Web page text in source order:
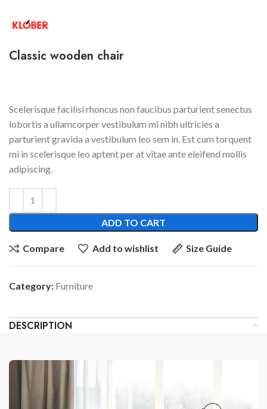
Classic wooden chair
Scelerisque facilisi rhoncus non faucibus parturient senectus
lobortis a ullamcorper vestibulum mi nibh ultricies a
parturient gravida a vestibulum leo sem in. Est cum torquent
mi in scelerisque leo aptent per at vitae ante eleifend mollis
adipiscing.
ADD TO CART
Compare Add to wishlist Size Guide
Category: Furniture
DESCRIPTION